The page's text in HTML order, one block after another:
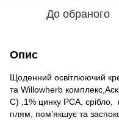
До обраного
Опис
Щоденний освітлюючий
та Willowherb
С) ,1% цинку PCA, срібло,
плям, пом’якшує та